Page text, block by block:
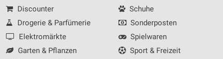
Discounter
Drogerie & Parfümerie
Elektromärkte
Garten & Pflanzen
Schuhe
Sonderposten
Spielwaren
Sport & Freizeit